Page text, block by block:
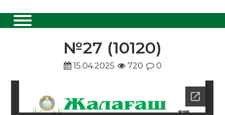
№27 (10120)
15.04.2025 720 0